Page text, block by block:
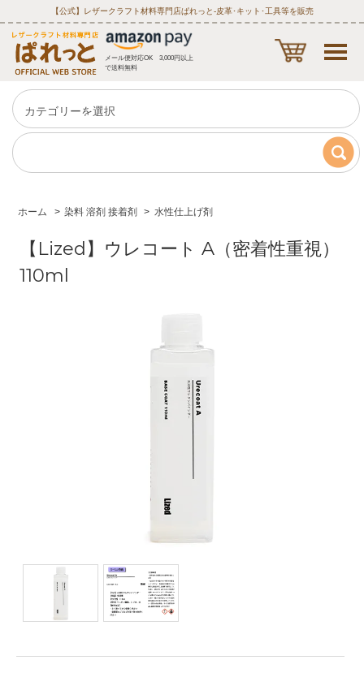
【公式】レザークラフト材料専門店ぱれっと‐皮革･キット･工具等を販売
メール便対応OK 3,000円以上
で送料無料
ホーム > 染料 溶剤 接着剤 > 水性仕上げ剤
【Lized】ウレコート A（密着性重視）
110ml